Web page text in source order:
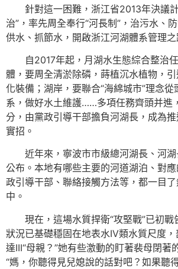
針對這一困難，浙江省2013年決議
治”，率先周全奉行“河長制”，治污水、
供水、抓節水，開啟浙江河湖體系管理之
自2017年起，月湖水生態綜合整治
體，要周全清淤除磷，蒔植沉水植物，
化裝備；湖岸，要聯合“海綿城市”理念
系，做好水土維護……多項任務齊頭并進
分，由黨政引導干部擔負河湖長，成為
實招。
近年來，寧波市市級總河湖長、河
公布。本地有哪些主要的河道湖泊、對
政引導干部、聯絡接觸方法等，都一目
中。
現在，這場水質捍衛“攻堅戰”已初
狀況已基礎穩固在地表水IV類水質尺度
達III“母親？”她有些激動的盯著裴母閉著
“媽，你聽得見兒媳說的話對吧？如果聽